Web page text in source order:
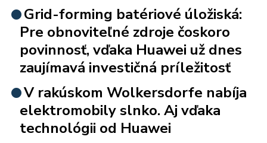
Grid-forming batériové úložiská:
Pre obnoviteľné zdroje čoskoro
povinnosť, vďaka Huawei už dnes
zaujímavá investičná príležitosť
V rakúskom Wolkersdorfe nabíja
elektromobily slnko. Aj vďaka
technológii od Huawei